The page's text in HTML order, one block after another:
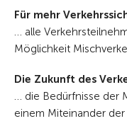
Für mehr
… alle
Möglichkeit
Die Zukunft des
… die Bedürfnisse der
einem Miteinander